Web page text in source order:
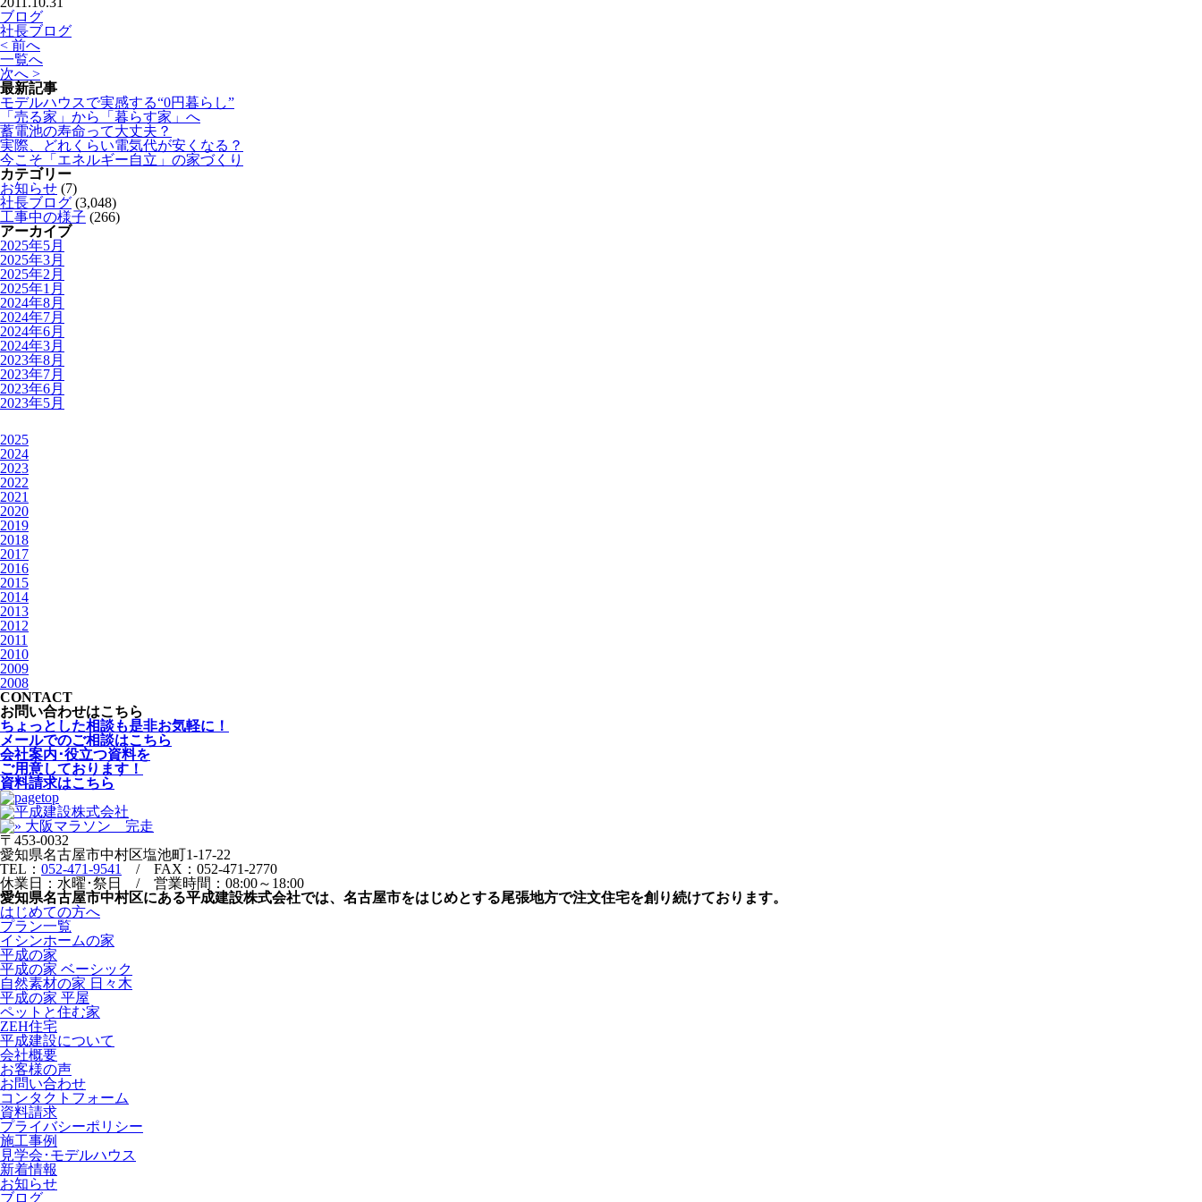
ブログ
社長ブログ
< 前へ
一覧へ
次へ >
最新記事
モデルハウスで実感する“0円暮らし”
「売る家」から「暮らす家」へ
蓄電池の寿命って大丈夫？
実際、どれくらい電気代が安くなる？
今こそ「エネルギー自立」の家づくり
カテゴリー
お知らせ (7)
社長ブログ (3,048)
工事中の様子 (266)
アーカイブ
2025年5月
2025年3月
2025年2月
2025年1月
2024年8月
2024年7月
2024年6月
2024年3月
2023年8月
2023年7月
2023年6月
2023年5月
2025
2024
2023
2022
2021
2020
2019
2018
2017
2016
2015
2014
2013
2012
2011
2010
2009
2008
CONTACT
お問い合わせはこちら
ちょっとした相談も是非お気軽に！
メールでのご相談はこちら
会社案内･役立つ資料を
ご用意しております！
資料請求はこちら
〒453-0032
愛知県名古屋市中村区塩池町1-17-22
TEL： 052-471-9541
/ FAX：052-471-2770
休業日：水曜･祭日 / 営業時間：08:00～18:00
愛知県名古屋市中村区にある平成建設株式会社では、名古屋市をはじめとする尾張地方で注文住宅を創り続けております。
はじめての方へ
プラン一覧
イシンホームの家
平成の家
平成の家 ベーシック
自然素材の家 日々木
平成の家 平屋
ペットと住む家
ZEH住宅
平成建設について
会社概要
お客様の声
お問い合わせ
コンタクトフォーム
資料請求
プライバシーポリシー
施工事例
見学会･モデルハウス
新着情報
お知らせ
ブログ